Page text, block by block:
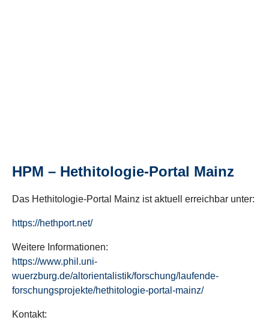
HPM – Hethitologie-Portal Mainz
Das Hethitologie-Portal Mainz ist aktuell erreichbar unter:
https://hethport.net/
Weitere Informationen:
https://www.phil.uni-
wuerzburg.de/altorientalistik/forschung/laufende-
forschungsprojekte/hethitologie-portal-mainz/
Kontakt: